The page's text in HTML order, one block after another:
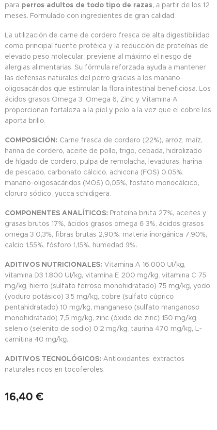
para perros adultos de todo tipo de razas, a partir de los 12
meses. Formulado con ingredientes de gran calidad.
La utilización de carne de cordero fresca de alta digestibilidad
como principal fuente protéica y la reducción de proteínas de
elevado peso molecular, previene al máximo el riesgo de
alergias alimentarias. Su fórmula reforzada ayuda a mantener
las defensas naturales del perro gracias a los manano-
oligosacáridos que estimulan la flora intestinal beneficiosa. Los
ácidos grasos Omega 3, Omega 6, Zinc y Vitamina A
proporcionan fortaleza a la piel y pelo a la vez que el cobre les
aporta brillo.
COMPOSICIÓN: Carne fresca de cordero (22%), arroz, maíz,
harina de cordero, aceite de pollo, trigo, cebada, hidrolizado
de hígado de cordero, pulpa de remolacha, levaduras, harina
de pescado, carbonato cálcico, achicoria (FOS) 0,05%,
manano-oligosacáridos (MOS) 0,05%, fosfato monocálcico,
cloruro sódico, yucca schidigera.
COMPONENTES ANALÍTICOS: Proteína bruta 27%, aceites y
grasas brutos 17%, ácidos grasos omega 6 3%, ácidos grasos
omega 3 0,3%, fibras brutas 2,90%, materia inorgánica 7,90%,
calcio 1,55%, fósforo 1,15%, humedad 9%.
ADITIVOS NUTRICIONALES: Vitamina A 16.000 UI/kg,
vitamina D3 1.800 UI/kg, vitamina E 200 mg/kg, vitamina C 75
mg/kg, hierro (sulfato ferroso monohidratado) 75 mg/kg, yodo
(yoduro potásico) 3,5 mg/kg, cobre (sulfato cúprico
pentahidratado) 10 mg/kg, manganeso (sulfato manganoso
monohidratado) 7,5 mg/kg, zinc (óxido de zinc) 150 mg/kg,
selenio (selenito de sodio) 0,2 mg/kg, taurina 470 mg/kg, L-
carnitina 40 mg/kg.
ADITIVOS TECNOLÓGICOS: Antioxidantes: extractos
naturales ricos en tocoferoles.
16,40 €